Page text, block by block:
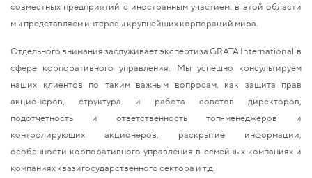
совместных предприятий с иностранным участием: в этой области
мы представляем интересы крупнейших корпораций мира.
Отдельного внимания заслуживает экспертиза GRATA International в
сфере корпоративного управления. Мы успешно консультируем
наших клиентов по таким важным вопросам, как защита прав
акционеров, структура и работа советов директоров,
подотчетность и ответственность топ-менеджеров и
контролирующих акционеров, раскрытие информации,
особенности корпоративного управления в семейных компаниях и
компаниях квазигосударственного сектора и т.д.